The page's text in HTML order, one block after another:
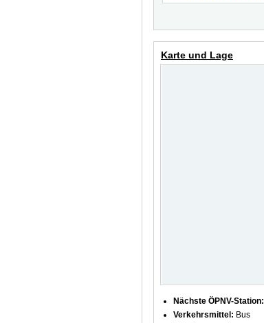
Karte und Lage
Nächste ÖPNV-Station:
Verkehrsmittel: Bus